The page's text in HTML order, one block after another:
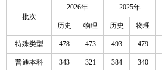
批次
2026年 2025年
历史 物理 历史 物理
特殊类型 478 473 493 479
普通本科 343 321 384 340